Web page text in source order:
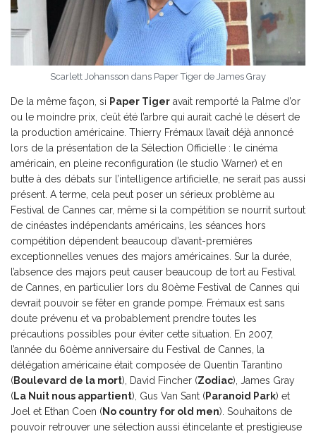
Scarlett Johansson dans Paper Tiger de James Gray
De la même façon, si Paper Tiger avait remporté la Palme d’or
ou le moindre prix, c’eût été l’arbre qui aurait caché le désert de
la production américaine. Thierry Frémaux l’avait déjà annoncé
lors de la présentation de la Sélection Officielle : le cinéma
américain, en pleine reconfiguration (le studio Warner) et en
butte à des débats sur l’intelligence artificielle, ne serait pas aussi
présent. A terme, cela peut poser un sérieux problème au
Festival de Cannes car, même si la compétition se nourrit surtout
de cinéastes indépendants américains, les séances hors
compétition dépendent beaucoup d’avant-premières
exceptionnelles venues des majors américaines. Sur la durée,
l’absence des majors peut causer beaucoup de tort au Festival
de Cannes, en particulier lors du 80ème Festival de Cannes qui
devrait pouvoir se fêter en grande pompe. Frémaux est sans
doute prévenu et va probablement prendre toutes les
précautions possibles pour éviter cette situation. En 2007,
l’année du 60ème anniversaire du Festival de Cannes, la
délégation américaine était composée de Quentin Tarantino
(Boulevard de la mort), David Fincher (Zodiac), James Gray
(La Nuit nous appartient), Gus Van Sant (Paranoid Park) et
Joel et Ethan Coen (No country for old men). Souhaitons de
pouvoir retrouver une sélection aussi étincelante et prestigieuse